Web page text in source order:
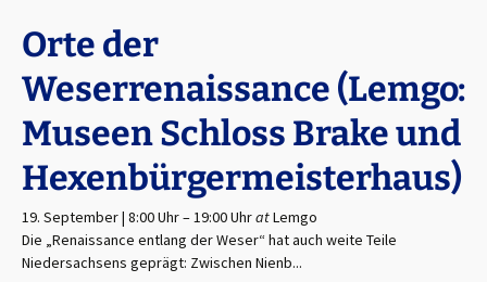
Orte der
Weserrenaissance (Lemgo:
Museen Schloss Brake und
Hexenbürgermeisterhaus)
19. September | 8:00 Uhr–19:00 UhratLemgo
Die „Renaissance entlang der Weser“ hat auch weite Teile
Niedersachsens geprägt: Zwischen Nienb...